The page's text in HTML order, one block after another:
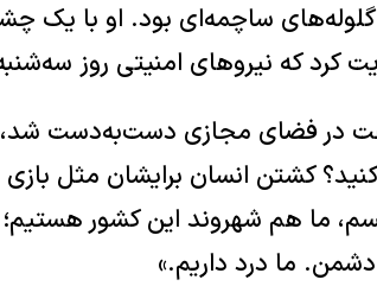
گلوله‌های ساچمه‌ای بود. او با یک
کرد که نیروهای امنیتی روز
در فضای مجازی دست‌به‌دست
کشتن انسان برایشان مثل بازی
ما هم شهروند این کشور هستیم؛
ما درد داریم.»